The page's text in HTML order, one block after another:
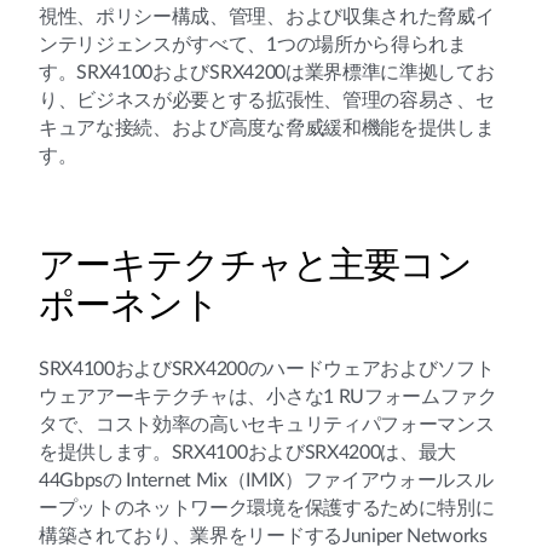
視性、ポリシー構成、管理、および収集された脅威イ
ンテリジェンスがすべて、1つの場所から得られま
す。SRX4100およびSRX4200は業界標準に準拠してお
り、ビジネスが必要とする拡張性、管理の容易さ、セ
キュアな接続、および高度な脅威緩和機能を提供しま
す。
アーキテクチャと主要コン
ポーネント
SRX4100およびSRX4200のハードウェアおよびソフト
ウェアアーキテクチャは、小さな1 RUフォームファク
タで、コスト効率の高いセキュリティパフォーマンス
を提供します。SRX4100およびSRX4200は、最大
44Gbpsの Internet Mix（IMIX）ファイアウォールスル
ープットのネットワーク環境を保護するために特別に
構築されており、業界をリードするJuniper Networks